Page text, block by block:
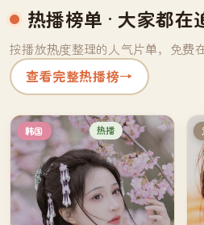
热播榜单 · 大家都在
按播放热度整理的人气片单，免费
查看完整热播榜→
韩国 热播